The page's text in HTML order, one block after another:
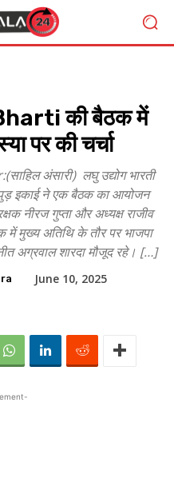
की बैठक में
पर की चर्चा
अंसारी) लघु उद्योग भारती
इकाई ने एक बैठक का आयोजन
नीरज गुप्ता और अध्यक्ष राजीव
मुख्य अतिथि के तौर पर भाजपा
अग्रवाल शारदा मौजूद रहे। […]
June 10, 2025